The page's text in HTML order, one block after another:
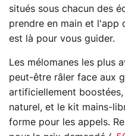
situés sous chacun des
prendre en main et l'app
est là pour vous guider.
Les mélomanes les plus
peut-être râler face aux
artificiellement
naturel, et le kit mains-
forme pour les appels.